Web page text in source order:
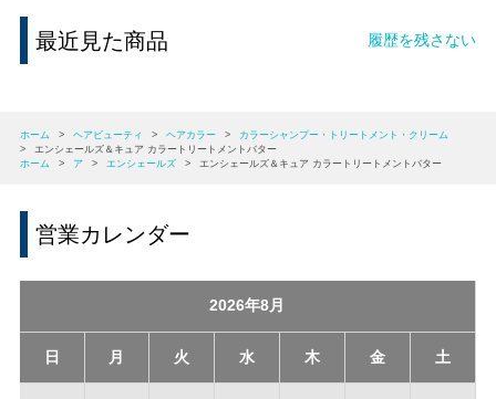
最近見た商品 履歴を残さない
ホーム > ヘアビューティ > ヘアカラー >
カラーシャンプー・トリートメント・クリーム
>
エンシェールズ＆キュア カラートリートメントバター
ホーム
> ア > エンシェールズ > エンシェールズ＆キュア カラートリートメントバター
営業カレンダー
2026年8月
日 月 火 水 木 金 土